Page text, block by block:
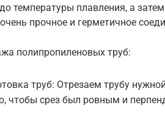
температуры плавления, а
прочное и герметичное
полипропиленовых труб:
труб: Отрезаем трубу
чтобы срез был ровным и